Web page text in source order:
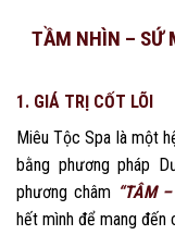
TẦM NHÌN – SỨ
1. GIÁ TRỊ CỐT LÕI
Miêu Tộc Spa là một
bằng phương pháp
phương châm“TÂM –
hết mình để mang